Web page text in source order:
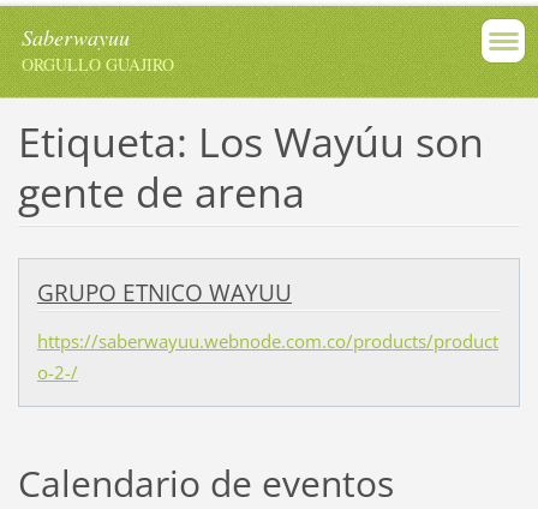
Saberwayuu
ORGULLO GUAJIRO
Etiqueta: Los Wayúu son
gente de arena
GRUPO ETNICO WAYUU
https://saberwayuu.webnode.com.co/products/product
o-2-/
Calendario de eventos